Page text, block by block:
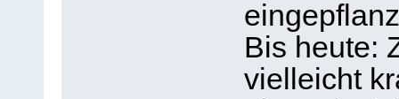
Bis heute:
vielleicht